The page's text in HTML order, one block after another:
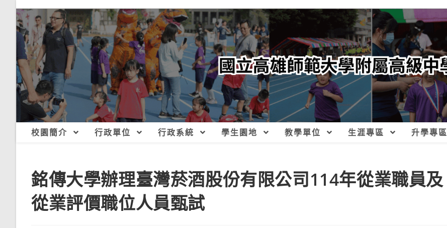
校園簡介 行政單位 行政系統 學生園地 教學單位 生涯專區 升學專區
銘傳大學辦理臺灣菸酒股份有限公司114年從業職員及
從業評價職位人員甄試